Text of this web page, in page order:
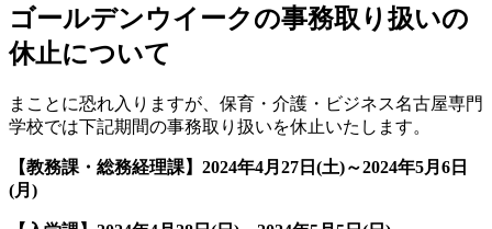
ゴールデンウイークの事務取り扱いの
休止について
まことに恐れ入りますが、保育・介護・ビジネス名古屋専門
学校では下記期間の事務取り扱いを休止いたします。
【教務課・総務経理課】2024年4月27日(土)～2024年5月6日
(月)